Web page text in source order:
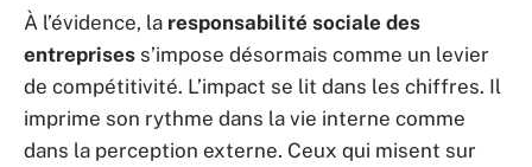
À l’évidence, la responsabilité sociale des
entreprises s’impose désormais comme un levier
de compétitivité. L’impact se lit dans les chiffres. Il
imprime son rythme dans la vie interne comme
dans la perception externe. Ceux qui misent sur